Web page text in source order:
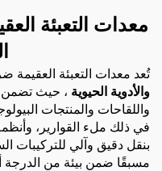
معدات التعبئة
تُعد معدات التعبئة العقيمة
والأدوية الحيوية ، حيث تضمن
واللقاحات والمنتجات
في ذلك ملء القوارير،
بنقل دقيق وآلي للتركيبات
مسبقًا ضمن بيئة من الدرجة